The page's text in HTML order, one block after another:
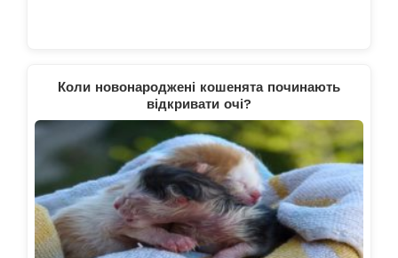
Коли новонароджені кошенята починають
відкривати очі?